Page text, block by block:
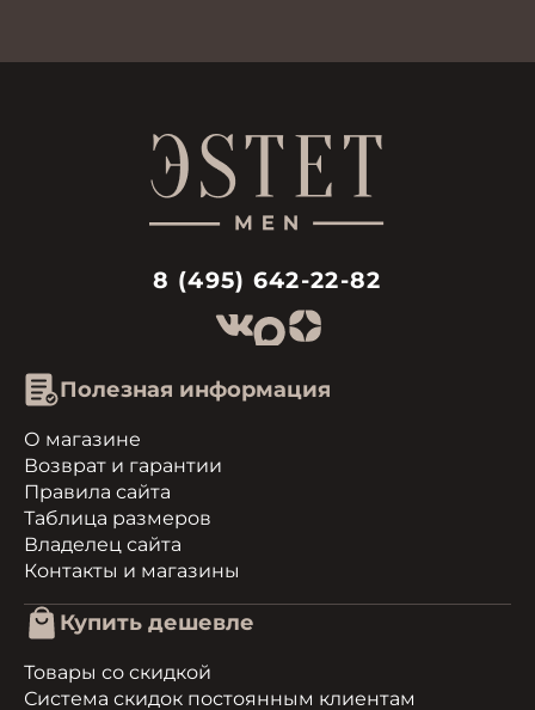
8 (495) 642-22-82
Полезная информация
О магазине
Возврат и гарантии
Правила сайта
Таблица размеров
Владелец сайта
Контакты и магазины
Купить дешевле
Товары со скидкой
Система скидок постоянным клиентам